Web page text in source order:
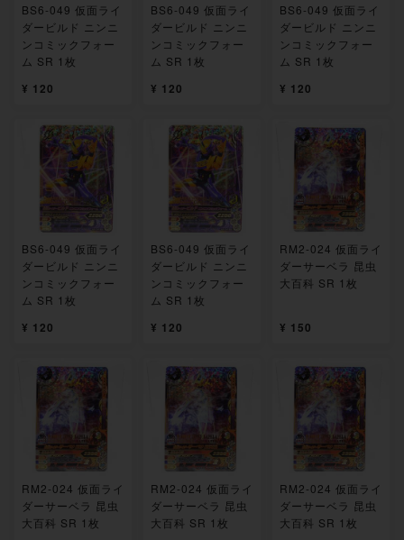
BS6-049 仮面ライ
ダービルド ニンニ
ンコミックフォー
ム SR 1枚
¥ 120
BS6-049 仮面ライ
ダービルド ニンニ
ンコミックフォー
ム SR 1枚
¥ 120
BS6-049 仮面ライ
ダービルド ニンニ
ンコミックフォー
ム SR 1枚
¥ 120
BS6-049 仮面ライ
ダービルド ニンニ
ンコミックフォー
ム SR 1枚
¥ 120
BS6-049 仮面ライ
ダービルド ニンニ
ンコミックフォー
ム SR 1枚
¥ 120
RM2-024 仮面ライ
ダーサーベラ 昆虫
大百科 SR 1枚
¥ 150
RM2-024 仮面ライ
ダーサーベラ 昆虫
大百科 SR 1枚
RM2-024 仮面ライ
ダーサーベラ 昆虫
大百科 SR 1枚
RM2-024 仮面ライ
ダーサーベラ 昆虫
大百科 SR 1枚